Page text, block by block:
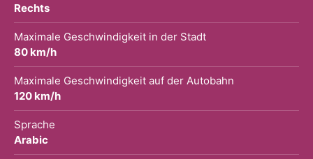
Rechts
Maximale Geschwindigkeit in der Stadt
80 km/h
Maximale Geschwindigkeit auf der Autobahn
120 km/h
Sprache
Arabic